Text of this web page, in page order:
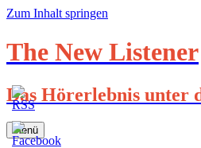
Zum Inhalt springen
The New Listener
Das Hörerlebnis unter
Menü